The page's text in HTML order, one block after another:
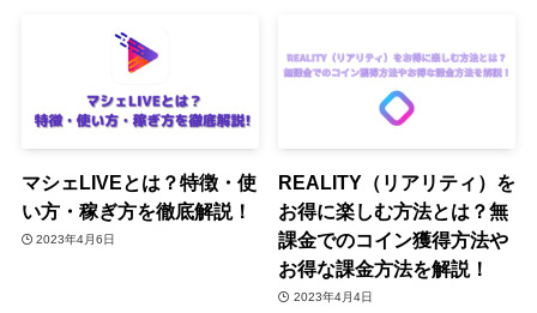
マシェLIVEとは？特徴・使
い方・稼ぎ方を徹底解説！
2023年4月6日
REALITY（リアリティ）を
お得に楽しむ方法とは？無
課金でのコイン獲得方法や
お得な課金方法を解説！
2023年4月4日